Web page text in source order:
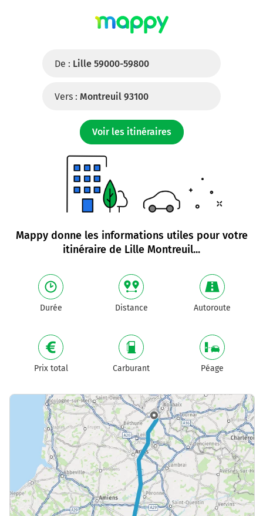
De : Lille 59000-59800
Vers : Montreuil 93100
Voir les itinéraires
Mappy donne les informations utiles pour votre
itinéraire de Lille Montreuil...
Durée Distance Autoroute
Prix total Carburant Péage